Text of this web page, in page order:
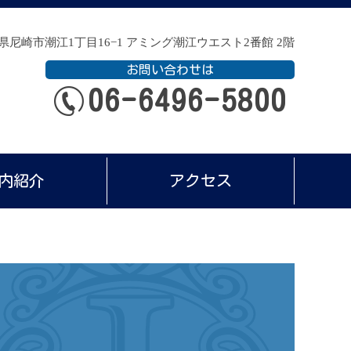
尼崎市潮江1丁目16−1 アミング潮江ウエスト2番館 2階
お問い合わせは
06-6496-5800
紹介 アクセス